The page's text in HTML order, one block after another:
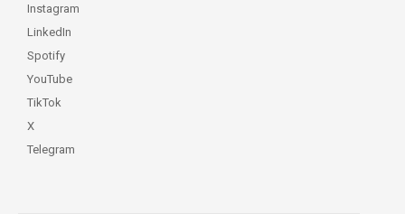
Instagram
LinkedIn
Spotify
YouTube
TikTok
X
Telegram